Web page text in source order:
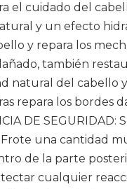
el cuidado del
y un efecto
y repara los
también
natural del cabello
repara los bordes
DE SEGURIDAD:
una cantidad
de la parte
cualquier